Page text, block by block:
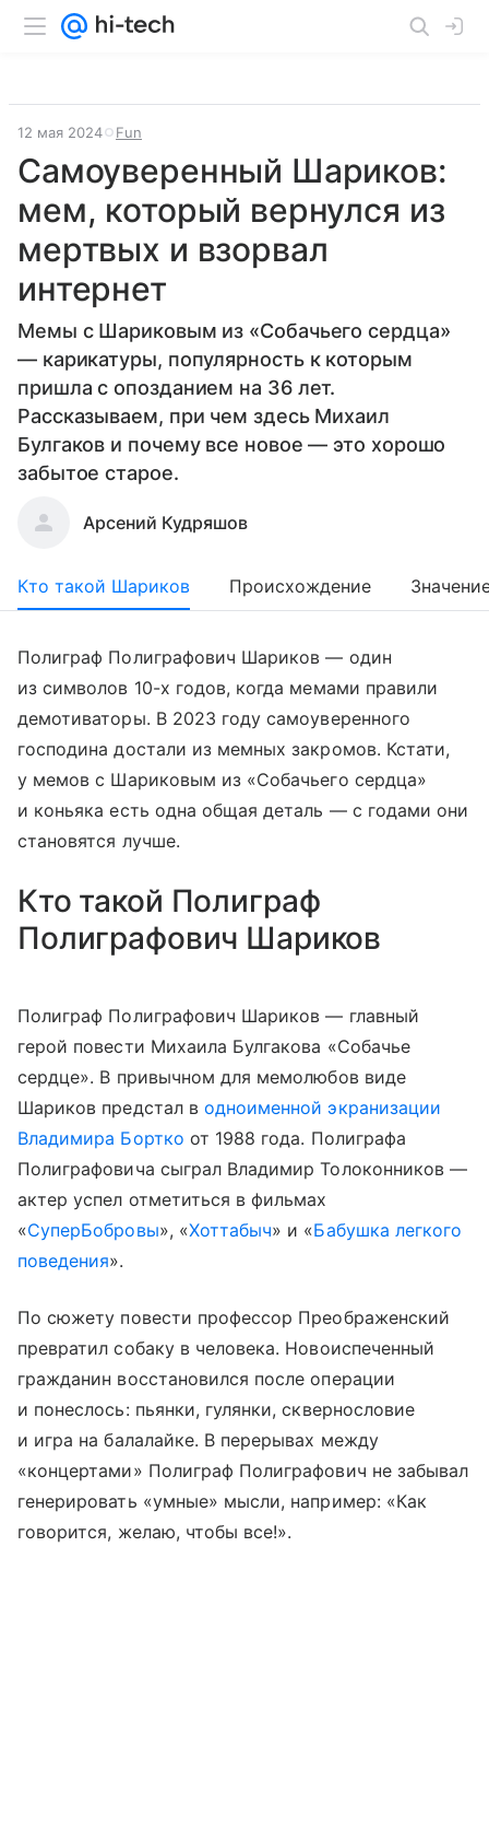
12 мая 2024 Fun
Самоуверенный Шариков:
мем, который вернулся из
мертвых и взорвал
интернет
Мемы с Шариковым из «Собачьего сердца»
— карикатуры, популярность к которым
пришла с опозданием на 36 лет.
Рассказываем, при чем здесь Михаил
Булгаков и почему все новое — это хорошо
забытое старое.
Арсений Кудряшов
Кто такой Шариков Происхождение
Полиграф Полиграфович Шариков — один
из символов 10-х годов, когда мемами правили
демотиваторы. В 2023 году самоуверенного
господина достали из мемных закромов. Кстати,
у мемов с Шариковым из «Собачьего сердца»
и коньяка есть одна общая деталь — с годами они
становятся лучше.
Кто такой Полиграф
Полиграфович Шариков
Полиграф Полиграфович Шариков — главный
герой повести Михаила Булгакова «Собачье
сердце». В привычном для мемолюбов виде
Шариков предстал в одноименной экранизации
Владимира Бортко от 1988 года. Полиграфа
Полиграфовича сыграл Владимир Толоконников —
актер успел отметиться в фильмах
«СуперБобровы», «Хоттабыч» и «Бабушка легкого
поведения».
По сюжету повести профессор Преображенский
превратил собаку в человека. Новоиспеченный
гражданин восстановился после операции
и понеслось: пьянки, гулянки, сквернословие
и игра на балалайке. В перерывах между
«концертами» Полиграф Полиграфович не забывал
генерировать «умные» мысли, например: «Как
говорится, желаю, чтобы все!».